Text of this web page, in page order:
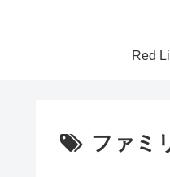
Red
ファミ